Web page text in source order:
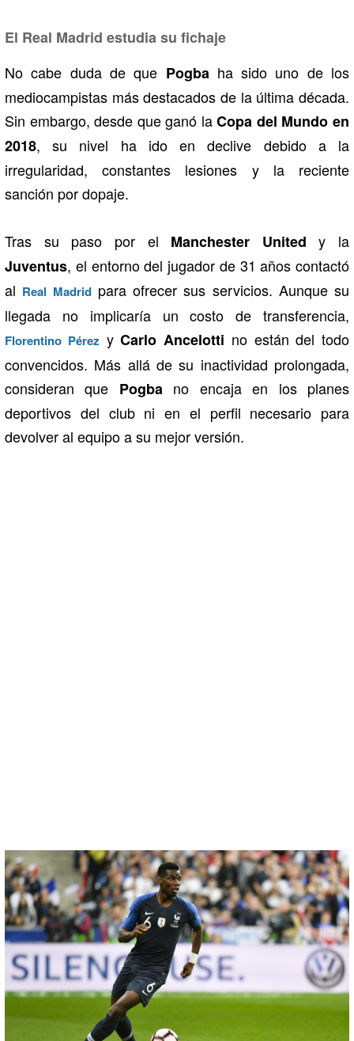
El Real Madrid estudia su fichaje
No cabe duda de que Pogba ha sido uno de los
mediocampistas más destacados de la última década.
Sin embargo, desde que ganó laCopa del Mundo en
2018, su nivel ha ido en declive debido a la
irregularidad, constantes lesiones y la reciente
sanción por dopaje.
Tras su paso por el Manchester United y la
Juventus, el entorno del jugador de 31 años contactó
al Real Madridpara ofrecer sus servicios. Aunque su
llegada no implicaría un costo de transferencia,
Florentino Pérez yCarlo Ancelotti no están del todo
convencidos. Más allá de su inactividad prolongada,
consideran que Pogba no encaja en los planes
deportivos del club ni en el perfil necesario para
devolver al equipo a su mejor versión.